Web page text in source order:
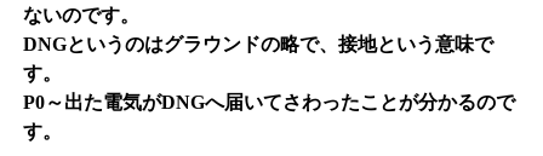
ないのです。
DNGというのはグラウンドの略で、接地という意味で
す。
P0～出た電気がDNGへ届いてさわったことが分かるので
す。